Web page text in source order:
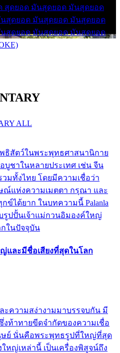
สุดยอด มันสุดยอด มันสุดยอด
สุดยอด มันสุดยอด มันสุดยอด
สุดยอด มันสุดยอด มันสุดยอด
ALL
ธิสัตว์ในพระพุทธศาสนานิกาย
บูชาในหลายประเทศ เช่น จีน
มทั้งไทย โดยมีความเชื่อว่า
ณ์แห่งความเมตตา กรุณา และ
ข์ได้ยาก ในบทความนี้ Palanla
รูปปั้นเจ้าแม่กวนอิมองค์ใหญ่
ในปัจจุบัน
และมีชื่อเสียงที่สุดในโลก
ความสง่างามมาบรรจบกัน มี
งท้าทายขีดจำกัดของความเชื่อ
ษย์ นั่นคือพระพุทธรูปที่ใหญ่ที่สุด
หญ่เหล่านี้ เป็นเครื่องพิสูจน์ถึง